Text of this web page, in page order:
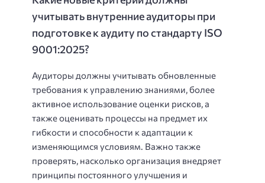
учитывать внутренние аудиторы при
подготовке к аудиту по стандарту ISO
9001:2025?
Аудиторы должны учитывать обновленные
требования к управлению знаниями, более
активное использование оценки рисков, а
также оценивать процессы на предмет их
гибкости и способности к адаптации к
изменяющимся условиям. Важно также
проверять, насколько организация внедряет
принципы постоянного улучшения и